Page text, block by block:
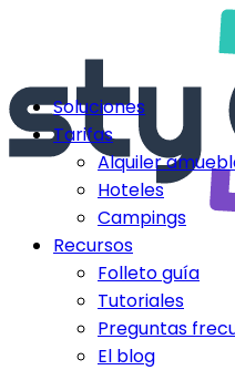
Soluciones
Tarifas
Alquiler
Hoteles
Campings
Recursos
Folleto guía
Tutoriales
Preguntas
El blog